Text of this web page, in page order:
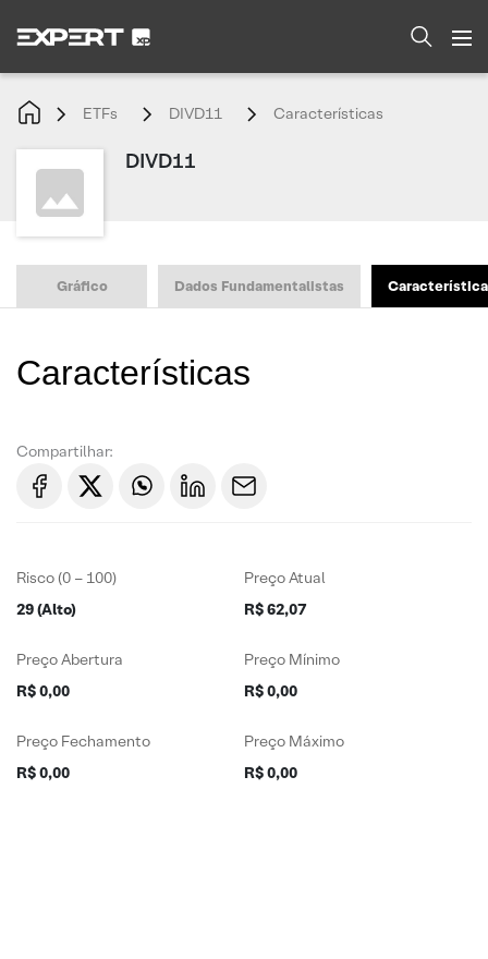
ETFs DIVD11 Características
DIVD11
Gráfico Dados Fundamentalistas
Características
Compartilhar:
Risco (0 – 100)
29 (Alto)
Preço Atual
R$ 62,07
Preço Abertura
R$ 0,00
Preço Mínimo
R$ 0,00
Preço Fechamento
R$ 0,00
Preço Máximo
R$ 0,00